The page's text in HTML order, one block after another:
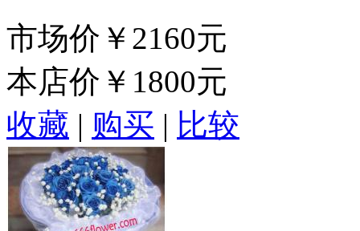
市场价 ￥2160元
本店价 ￥1800元
收藏 | 购买 | 比较